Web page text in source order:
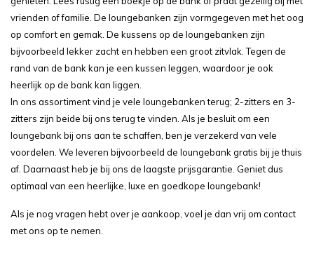
vrienden of familie. De loungebanken zijn vormgegeven met het oog
op comfort en gemak. De kussens op de loungebanken zijn
bijvoorbeeld lekker zacht en hebben een groot zitvlak. Tegen de
rand van de bank kan je een kussen leggen, waardoor je ook
heerlijk op de bank kan liggen.
In ons assortiment vind je vele loungebanken terug; 2-zitters en 3-
zitters zijn beide bij ons terug te vinden. Als je besluit om een
loungebank bij ons aan te schaffen, ben je verzekerd van vele
voordelen. We leveren bijvoorbeeld de loungebank gratis bij je thuis
af. Daarnaast heb je bij ons de laagste prijsgarantie. Geniet dus
optimaal van een heerlijke, luxe en goedkope loungebank!
Als je nog vragen hebt over je aankoop, voel je dan vrij om contact
met ons op te nemen.